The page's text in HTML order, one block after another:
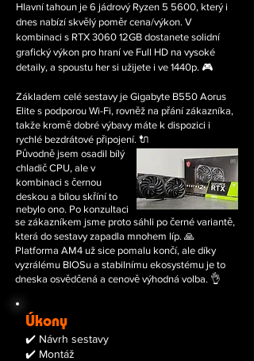
Hlavní tahoun je 6 jádrový Ryzen 5 5600, který i
dnes nabízí skvělý poměr cena/výkon. V
kombinaci s RTX 3060 12GB dostanete solidní
grafický výkon pro hraní ve Full HD na vysoké
detaily, a spoustu her si užijete i ve 1440p. 🎮
Základem celé sestavy je Gigabyte B550 Aorus
Elite s podporou Wi-Fi, rovněž na přání zákazníka,
takže kromě dobré výbavy máte k dispozici i
rychlé bezdrátové připojení. 🔌
Původně jsem osadil bílý
chladič CPU, ale v
kombinaci s černou
deskou a bílou skříní to
nebylo ono. Po konzultaci
se zákazníkem jsme proto sáhli po černé variantě,
která do sestavy zapadla mnohem líp. 🙏
​Platforma AM4 už sice pomalu končí, ale díky
vyzrálému BIOSu a stabilnímu ekosystému je to
dneska osvědčená a cenově výhodná volba. 👌
Úkony
✔️ Návrh sestavy
✔️ Montáž